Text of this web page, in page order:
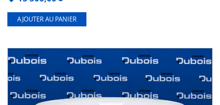
AJOUTER AU PANIER